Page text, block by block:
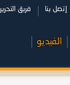
إتصل بنا فريق التحرير
الفيديو